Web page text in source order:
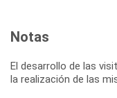
Notas
El desarrollo de las
la realización de las